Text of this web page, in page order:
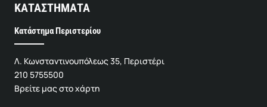
ΚΑΤΑΣΤΗΜΑΤΑ
Κατάστημα Περιστερίου
Λ. Κωνσταντινουπόλεως 35, Περιστέρι
210 5755500
Βρείτε μας στο χάρτη